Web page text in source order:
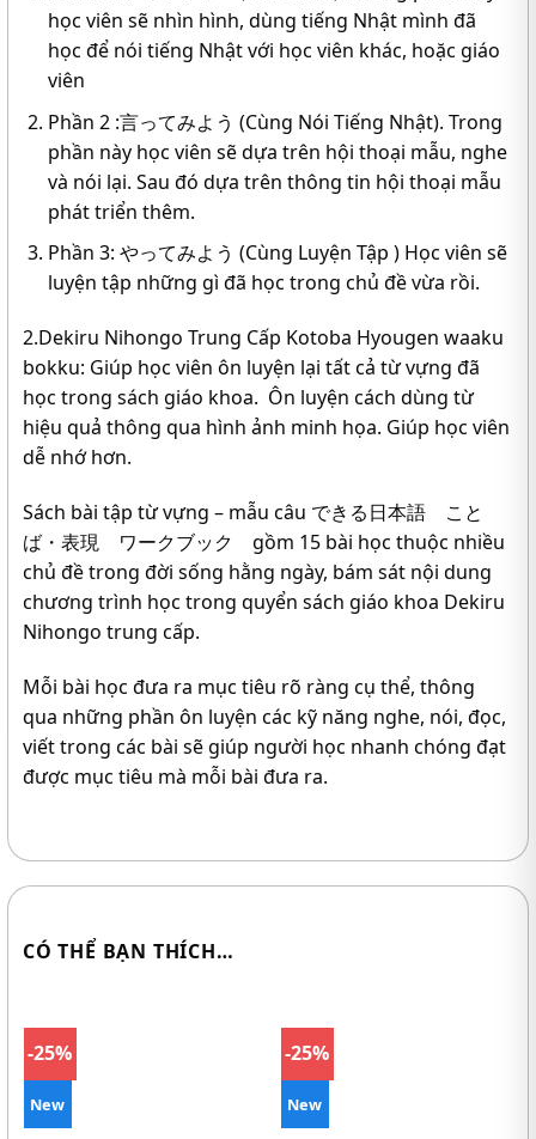
học viên sẽ nhìn hình, dùng tiếng Nhật mình đã
học để nói tiếng Nhật với học viên khác, hoặc giáo
viên
Phần 2 :言ってみよう (Cùng Nói Tiếng Nhật). Trong
phần này học viên sẽ dựa trên hội thoại mẫu, nghe
và nói lại. Sau đó dựa trên thông tin hội thoại mẫu
phát triển thêm.
Phần 3: やってみよう (Cùng Luyện Tập ) Học viên sẽ
luyện tập những gì đã học trong chủ đề vừa rồi.
2.Dekiru Nihongo Trung Cấp Kotoba Hyougen waaku
bokku: Giúp học viên ôn luyện lại tất cả từ vựng đã
học trong sách giáo khoa. Ôn luyện cách dùng từ
hiệu quả thông qua hình ảnh minh họa. Giúp học viên
dễ nhớ hơn.
Sách bài tập từ vựng – mẫu câu できる日本語 こと
ば・表現 ワークブック gồm 15 bài học thuộc nhiều
chủ đề trong đời sống hằng ngày, bám sát nội dung
chương trình học trong quyển sách giáo khoa Dekiru
Nihongo trung cấp.
Mỗi bài học đưa ra mục tiêu rõ ràng cụ thể, thông
qua những phần ôn luyện các kỹ năng nghe, nói, đọc,
viết trong các bài sẽ giúp người học nhanh chóng đạt
được mục tiêu mà mỗi bài đưa ra.
CÓ THỂ BẠN THÍCH…
-25%
New
-25%
New